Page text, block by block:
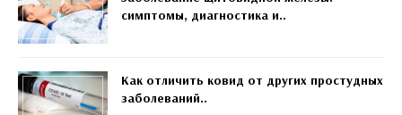
симптомы, диагностика и..
Как отличить ковид от других простудных
заболеваний..